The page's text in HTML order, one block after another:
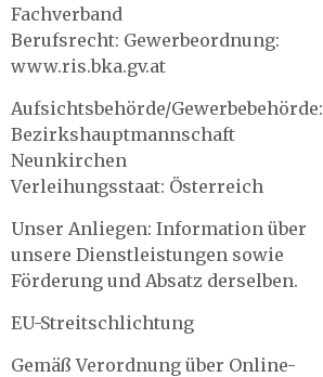
Fachverband
Berufsrecht: Gewerbeordnung:
www.ris.bka.gv.at
Aufsichtsbehörde/Gewerbebehörde:
Bezirkshauptmannschaft
Neunkirchen
Verleihungsstaat: Österreich
Unser Anliegen: Information über
unsere Dienstleistungen sowie
Förderung und Absatz derselben.
EU-Streitschlichtung
Gemäß Verordnung über Online-